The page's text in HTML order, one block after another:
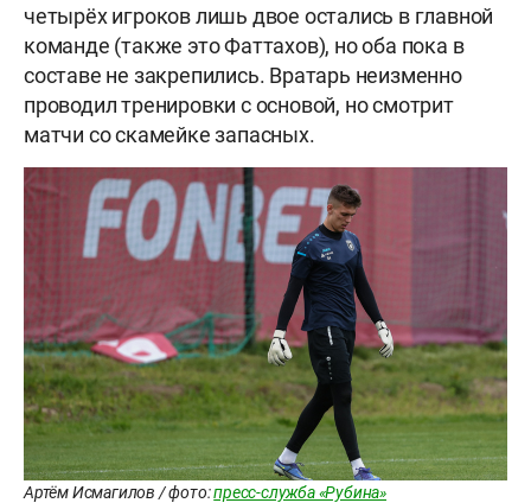
четырёх игроков лишь двое остались в главной
команде (также это Фаттахов), но оба пока в
составе не закрепились. Вратарь неизменно
проводил тренировки с основой, но смотрит
матчи со скамейке запасных.
Артём Исмагилов / фото:пресс-служба «Рубина»